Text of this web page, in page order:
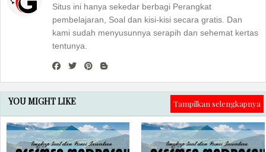
Situs ini hanya sekedar berbagi Perangkat
pembelajaran, Soal dan kisi-kisi secara gratis. Dan
kami sudah menyusunnya serapih dan sehemat kertas
tentunya.
YOU MIGHT LIKE Tampilkan selengkapnya